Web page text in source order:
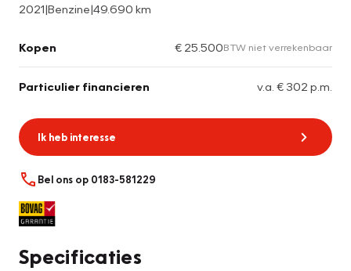
2021|Benzine|49.690 km
Kopen € 25.500BTW niet verrekenbaar
Particulier financieren v.a. € 302 p.m.
Ik heb interesse
Bel ons op 0183-581229
Specificaties